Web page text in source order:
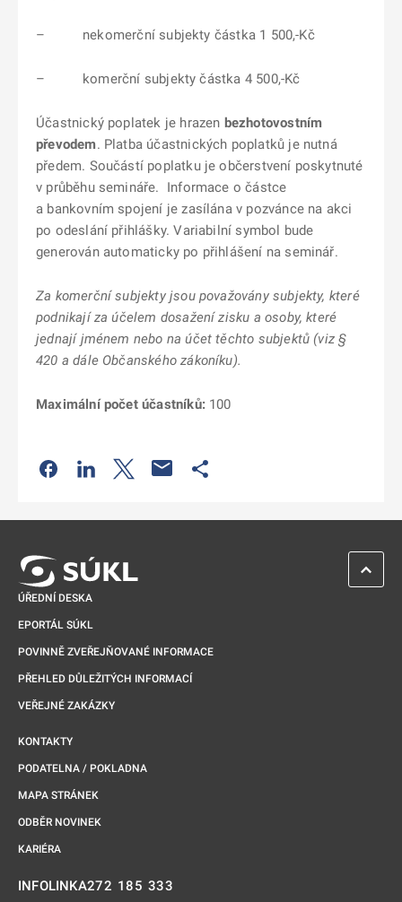
– nekomerční subjekty částka 1 500,-Kč
– komerční subjekty částka 4 500,-Kč
Účastnický poplatek je hrazen bezhotovostním
převodem. Platba účastnických poplatků je nutná
předem. Součástí poplatku je občerstvení poskytnuté
v průběhu semináře. Informace o částce
a bankovním spojení je zasílána v pozvánce na akci
po odeslání přihlášky. Variabilní symbol bude
generován automaticky po přihlášení na seminář.
Za komerční subjekty jsou považovány subjekty, které
podnikají za účelem dosažení zisku a osoby, které
jednají jménem nebo na účet těchto subjektů (viz §
420 a dále Občanského zákoníku).
Maximální počet účastníků:100
Odkaz se otevře na nové kartě
Odkaz se otevře na nové kartě
Odkaz se otevře na nové kartě
ÚŘEDNÍ DESKA
EPORTÁL SÚKL
POVINNĚ ZVEŘEJŇOVANÉ INFORMACE
PŘEHLED DŮLEŽITÝCH INFORMACÍ
VEŘEJNÉ ZAKÁZKY
KONTAKTY
PODATELNA / POKLADNA
MAPA STRÁNEK
ODBĚR NOVINEK
KARIÉRA
INFOLINKA272 185 333
ZPĚT